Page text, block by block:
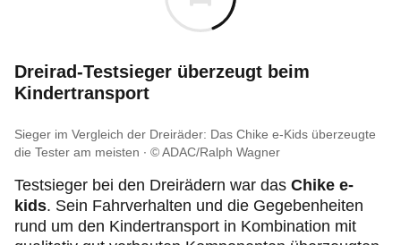
Dreirad-Testsieger überzeugt beim
Kindertransport
Sieger im Vergleich der Dreiräder: Das Chike e-Kids überzeugte
die Tester am meisten
© ADAC/Ralph Wagner
Testsieger bei den Dreirädern war das Chike e-
kids. Sein Fahrverhalten und die Gegebenheiten
rund um den Kindertransport in Kombination mit